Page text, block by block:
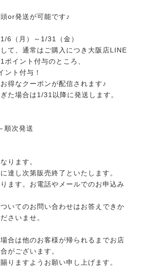
or発送が可能です♪
6（月）～1/31（金）
て、通常はご購入につき大阪店LINE
ポイント付与のところ、
ント付与！
得なクーポンが配信されます♪
た場合は1/31以降に発送します。
順次発送
ります。
達し次第販売終了といたします。
ます。お電話やメールでのお申込み
いてのお問い合わせはお答えできか
さいませ。
合は他のお客様が帰られるまでお店
がございます。
りますようお願い申し上げます。